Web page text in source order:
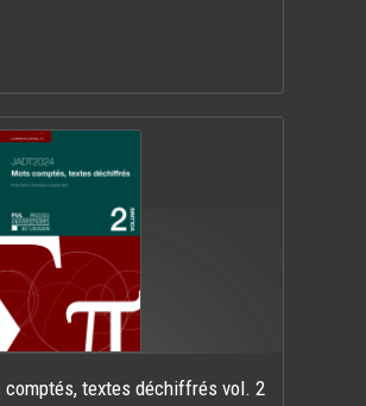
comptés, textes déchiffrés vol. 2